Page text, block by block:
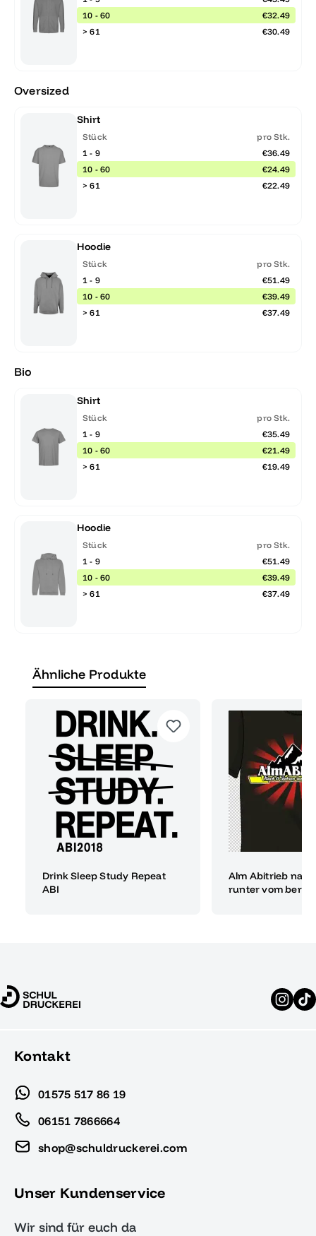
10 - 60
€32.49
> 61
€30.49
Oversized
Shirt
Stück
pro Stk.
1 - 9
€36.49
10 - 60
€24.49
> 61
€22.49
Hoodie
Stück
pro Stk.
1 - 9
€51.49
10 - 60
€39.49
> 61
€37.49
Bio
Shirt
Stück
pro Stk.
1 - 9
€35.49
10 - 60
€21.49
> 61
€19.49
Hoodie
Stück
pro Stk.
1 - 9
€51.49
10 - 60
€39.49
> 61
€37.49
Ähnliche Produkte
Drink Sleep Study Repeat
ABI
Alm Abitrieb
runter vom berg
Kontakt
01575 517 86 19
06151 7866664
shop@schuldruckerei.com
Unser Kundenservice
Wir sind für euch da